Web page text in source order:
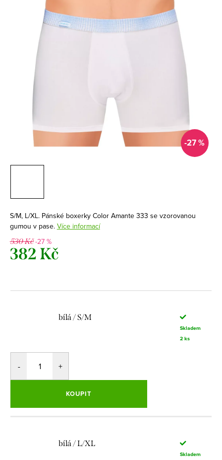
-27 %
S/M, L/XL. Pánské boxerky Color Amante 333 se vzorovanou
gumou v pase. Více informací
530 Kč-27 %
382 Kč
bílá / S/M
Skladem
2 ks
KOUPIT
bílá / L/XL
Skladem